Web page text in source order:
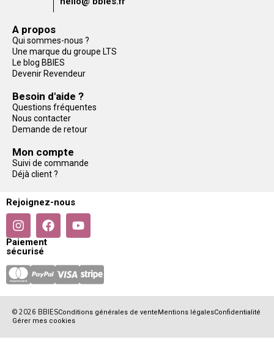
A propos
Qui sommes-nous ?
Une marque du groupe LTS
Le blog BBIES
Devenir Revendeur
Besoin d'aide ?
Questions fréquentes
Nous contacter
Demande de retour
Mon compte
Suivi de commande
Déjà client ?
Rejoignez-nous
Paiement
sécurisé
© 2026 BBIESConditions générales de venteMentions légalesConfidentialité
Gérer mes cookies